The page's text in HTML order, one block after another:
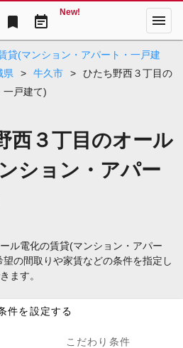
bookmark event_note
New! menu
貸(マンション・アパート・一戸建
県 > 牛久市 >
ひたち野西３丁目の
一戸建て)
西３丁目のオール
ション・アパー
ル電化の賃貸(マンション・アパー
の間取りや家賃などの条件を指定し
ます。
件を設定する
こだわり条件